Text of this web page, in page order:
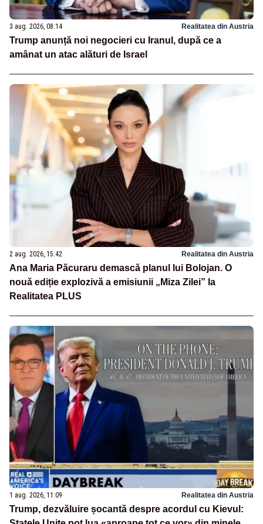
3 aug. 2026, 08:14 Realitatea din Austria
Trump anunță noi negocieri cu Iranul, după ce a
amânat un atac alături de Israel
2 aug. 2026, 15:42 Realitatea din Austria
Ana Maria Păcuraru demască planul lui Bolojan. O
nouă ediție explozivă a emisiunii „Miza Zilei” la
Realitatea PLUS
1 aug. 2026, 11:09 Realitatea din Austria
Trump, dezvăluire șocantă despre acordul cu Kievul: